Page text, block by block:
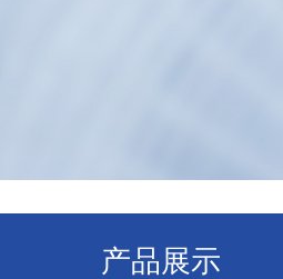
产品展示